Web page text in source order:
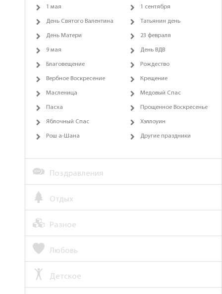
1 мая 1 сентября
День Святого Валентина Татьянин день
День Матери 23 февраля
9 мая День ВДВ
Благовещение Рождество
Вербное Воскресение Крещение
Масленица Медовый Спас
Пасха Прощенное Воскресенье
Яблочный Спас Хэллоуин
Рош а-Шана Другие праздники
Поздравления
Отдых
Разное
Любовь
Детское